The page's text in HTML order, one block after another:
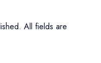
All fields are